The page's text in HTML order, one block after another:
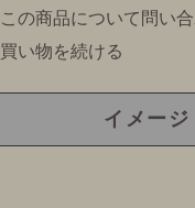
この商品について問い
買い物を続ける
イメージ